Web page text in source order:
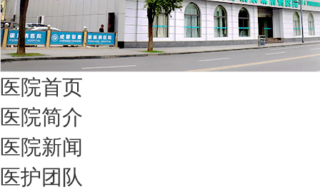
医院首页
医院简介
医院新闻
医护团队